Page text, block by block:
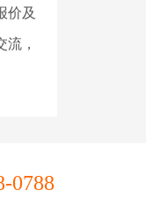
价及
，
0788